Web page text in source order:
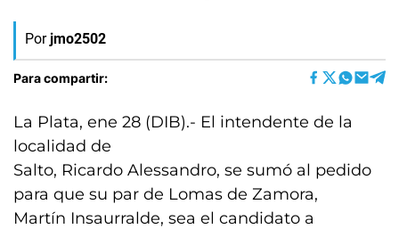
Por jmo2502
Para compartir:
La Plata, ene 28 (DIB).- El intendente de la
localidad de
Salto, Ricardo Alessandro, se sumó al pedido
para que su par de Lomas de Zamora,
Martín Insaurralde, sea el candidato a